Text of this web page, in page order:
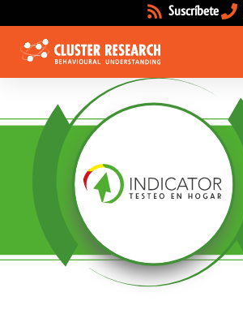
Suscríbete